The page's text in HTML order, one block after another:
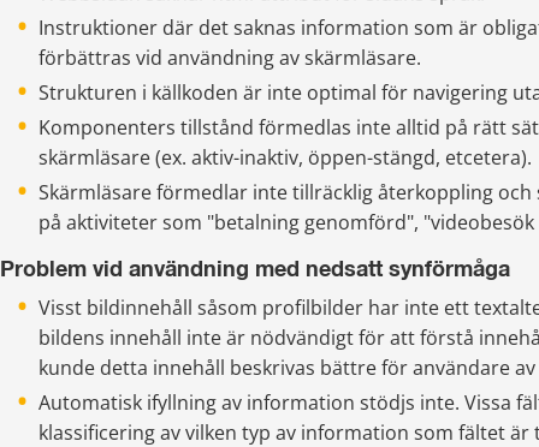
Instruktioner där det saknas information som är
förbättras vid användning av skärmläsare.
Strukturen i källkoden är inte optimal för navigering
Komponenters tillstånd förmedlas inte alltid på rätt
skärmläsare (ex. aktiv-inaktiv, öppen-stängd, etcetera).
Skärmläsare förmedlar inte tillräcklig återkoppling
på aktiviteter som "betalning genomförd",
Problem vid användning med nedsatt synförmåga
Visst bildinnehåll såsom profilbilder har inte ett
bildens innehåll inte är nödvändigt för att förstå
kunde detta innehåll beskrivas bättre för användare
Automatisk ifyllning av information stödjs inte. Vissa
klassificering av vilken typ av information som fältet